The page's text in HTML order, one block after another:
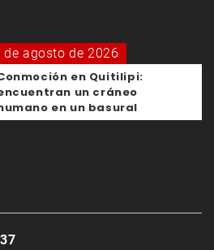
de agosto de 2026
en Quitilipi:
un cráneo
en un basural